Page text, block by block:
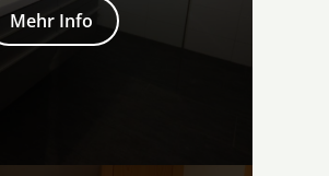
Mehr Info